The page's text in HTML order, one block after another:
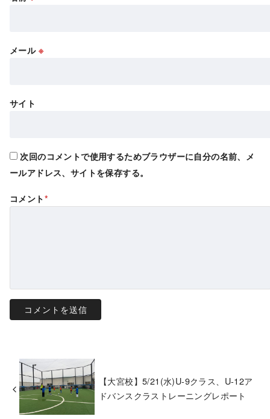
メール ※
サイト
次回のコメントで使用するためブラウザーに自分の名前、メ
ールアドレス、サイトを保存する。
コメント*
【大宮校】5/21(水)U-9クラス、U-12ア
ドバンスクラストレーニングレポート